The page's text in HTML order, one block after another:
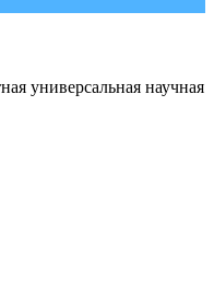
универсальная научная